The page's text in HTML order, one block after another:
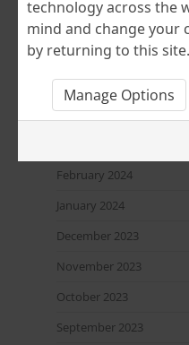
November 2024
July 2024
June 2024
April 2024
February 2024
January 2024
December 2023
November 2023
October 2023
September 2023
technology across the
mind and change your
by returning to this site.
Manage Options